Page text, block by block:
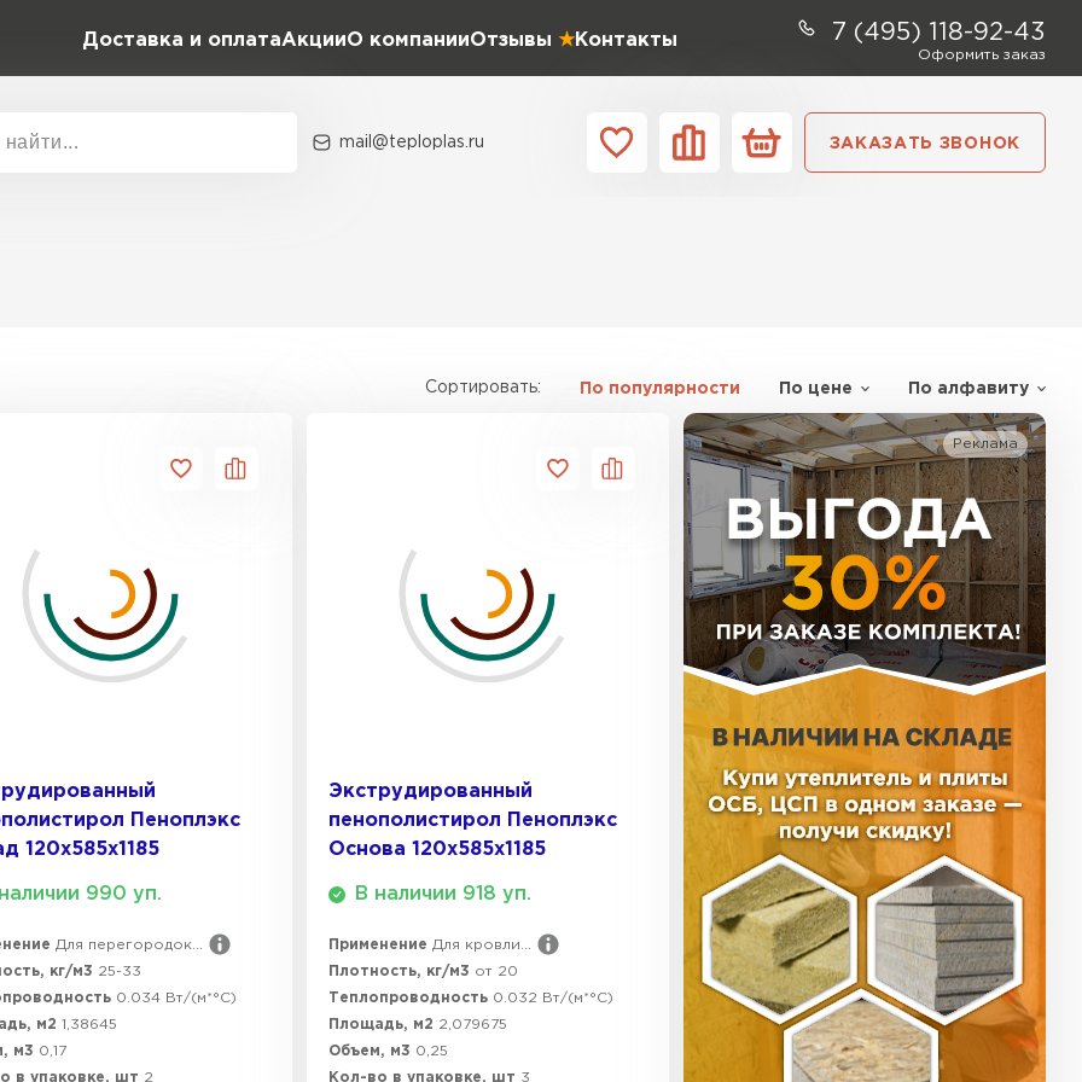
Доставка и оплатаАкцииО компанииОтзывы Контакты 7 (495) 118-92-43
Оформить заказ
mail@teploplas.ru ЗАКАЗАТЬ ЗВОНОК
Сортировать: По популярности По цене По алфавиту
Пеноплэкс
120х585х1185
990 уп.
Для перегородок...
кг/м3 25-33
0.034 Вт/(м*°C)
м2 1,38645
м3 0,17
в упаковке, шт 2
Экструдированный
пенополистирол Пеноплэкс
Основа 120х585х1185
В наличии 918 уп.
Применение Для кровли...
Плотность, кг/м3 от 20
Теплопроводность 0.032 Вт/(м*°C)
Площадь, м2 2,079675
Объем, м3 0,25
Кол-во в упаковке, шт 3
Реклама
Контакты
Утеплитель Дирок
Утеплитель Тизол
ПЕРЕЙТИ
Утеплитель Ruspanel
ПЕРЕЙТИ
Утеплитель Xotpipe
ПЕРЕЙТИ